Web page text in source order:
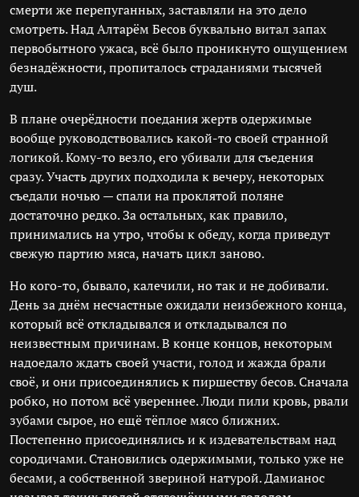
смерти же перепуганных, заставляли на это дело
смотреть. Над Алтарём Бесов буквально витал запах
первобытного ужаса, всё было проникнуто ощущением
безнадёжности, пропиталось страданиями тысячей
душ.
В плане очерёдности поедания жертв одержимые
вообще руководствовались какой-то своей странной
логикой. Кому-то везло, его убивали для съедения
сразу. Участь других подходила к вечеру, некоторых
съедали ночью — спали на проклятой поляне
достаточно редко. За остальных, как правило,
принимались на утро, чтобы к обеду, когда приведут
свежую партию мяса, начать цикл заново.
Но кого-то, бывало, калечили, но так и не добивали.
День за днём несчастные ожидали неизбежного конца,
который всё откладывался и откладывался по
неизвестным причинам. В конце концов, некоторым
надоедало ждать своей участи, голод и жажда брали
своё, и они присоединялись к пиршеству бесов. Сначала
робко, но потом всё увереннее. Люди пили кровь, рвали
зубами сырое, но ещё тёплое мясо ближних.
Постепенно присоединялись и к издевательствам над
сородичами. Становились одержимыми, только уже не
бесами, а собственной звериной натурой. Дамианос